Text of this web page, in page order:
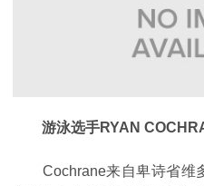
游泳选手RYAN
Cochrane来自卑诗省维